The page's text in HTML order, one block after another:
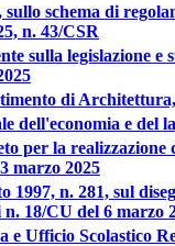
schema di
n. 43/CSR
sulla legislazione
di
dell'economia e del
per la
marzo 2025
n. 281, sul
18/CU del 6 marzo
Ufficio Scolastico